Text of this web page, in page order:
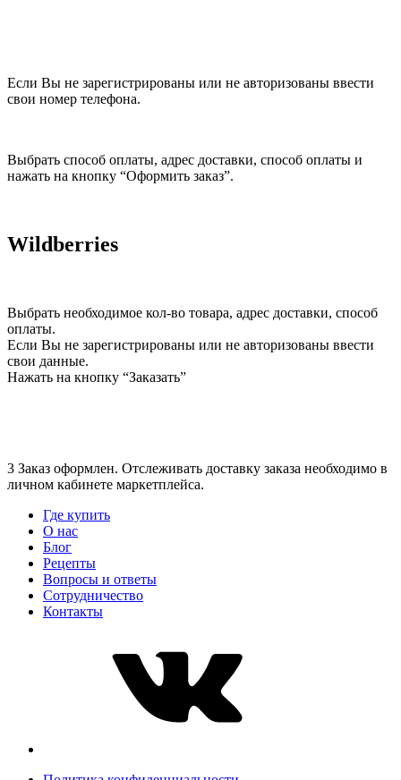
Если Вы не зарегистрированы или не авторизованы ввести
свои номер телефона.
Выбрать способ оплаты, адрес доставки, способ оплаты и
нажать на кнопку “Оформить заказ”.
Wildberries
Выбрать необходимое кол-во товара, адрес доставки, способ
оплаты.
Если Вы не зарегистрированы или не авторизованы ввести
свои данные.
Нажать на кнопку “Заказать”
3 Заказ оформлен. Отслеживать доставку заказа необходимо в
личном кабинете маркетплейса.
Где купить
О нас
Блог
Рецепты
Вопросы и ответы
Сотрудничество
Контакты